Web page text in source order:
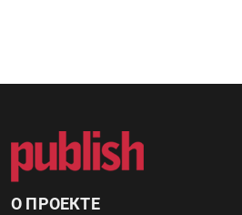
О ПРОЕКТЕ